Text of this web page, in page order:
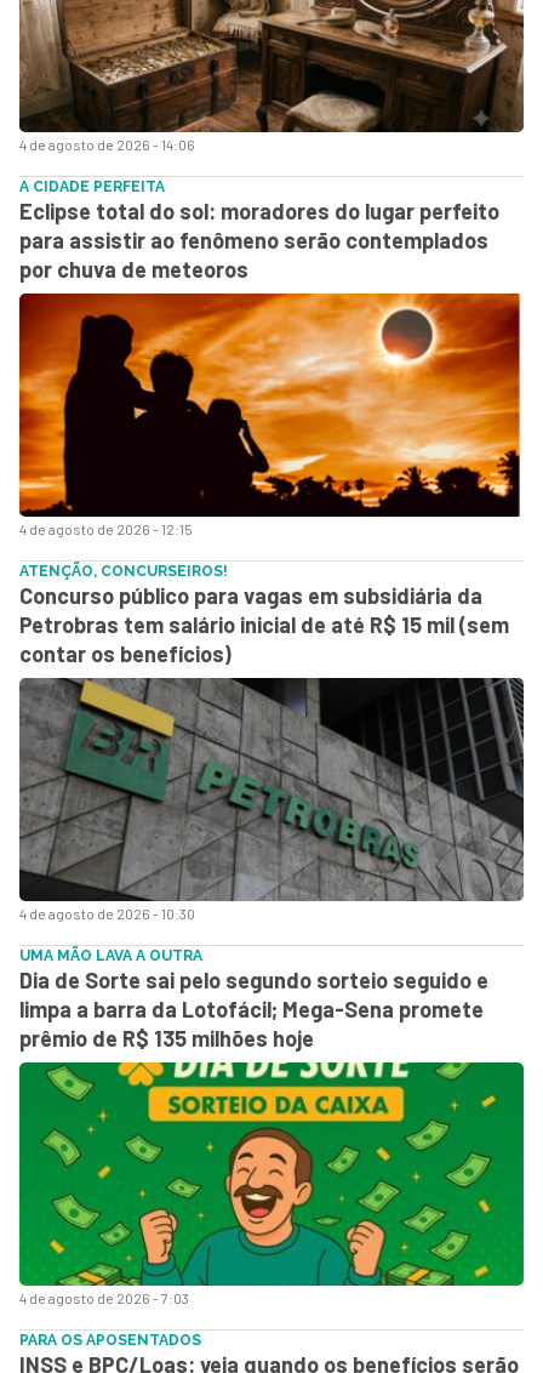
4 de agosto de 2026 - 14:06
4 de agosto de 2026 - 12:15
A CIDADE PERFEITA
Eclipse total do sol: moradores do lugar perfeito
para assistir ao fenômeno serão contemplados
por chuva de meteoros
4 de agosto de 2026 - 10:30
ATENÇÃO, CONCURSEIROS!
Concurso público para vagas em subsidiária da
Petrobras tem salário inicial de até R$ 15 mil (sem
contar os benefícios)
4 de agosto de 2026 - 7:03
UMA MÃO LAVA A OUTRA
Dia de Sorte sai pelo segundo sorteio seguido e
limpa a barra da Lotofácil; Mega-Sena promete
prêmio de R$ 135 milhões hoje
PARA OS APOSENTADOS
INSS e BPC/Loas: veja quando os benefícios serão